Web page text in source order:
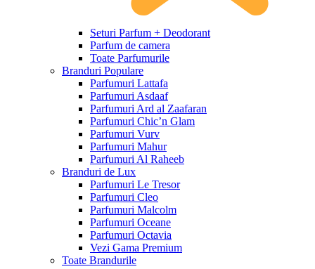
Seturi Parfum + Deodorant
Parfum de camera
Toate Parfumurile
Branduri Populare
Parfumuri Lattafa
Parfumuri Asdaaf
Parfumuri Ard al Zaafaran
Parfumuri Chic’n Glam
Parfumuri Vurv
Parfumuri Mahur
Parfumuri Al Raheeb
Branduri de Lux
Parfumuri Le Tresor
Parfumuri Cleo
Parfumuri Malcolm
Parfumuri Oceane
Parfumuri Octavia
Vezi Gama Premium
Toate Brandurile